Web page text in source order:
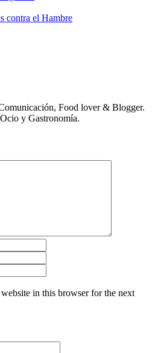
contra el Hambre
Food lover & Blogger.
y Gastronomía.
in this browser for the next